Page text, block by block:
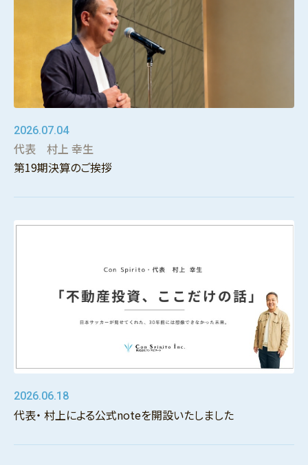
2026.07.04
代表 村上 幸生
第19期決算のご挨拶
2026.06.18
代表・ 村上による公式noteを開設いたしました